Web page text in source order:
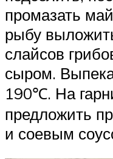
промазать
рыбу
слайсов
сыром.
190℃. На
предложить
и соевым